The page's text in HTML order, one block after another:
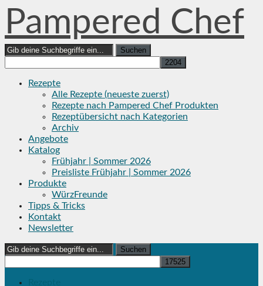
Pampered Chef
Search
for:
Rezepte
Alle Rezepte (neueste zuerst)
Rezepte nach Pampered Chef Produkten
Rezeptübersicht nach Kategorien
Archiv
Angebote
Katalog
Frühjahr | Sommer 2026
Preisliste Frühjahr | Sommer 2026
Produkte
WürzFreunde
Tipps & Tricks
Kontakt
Newsletter
Search
for: